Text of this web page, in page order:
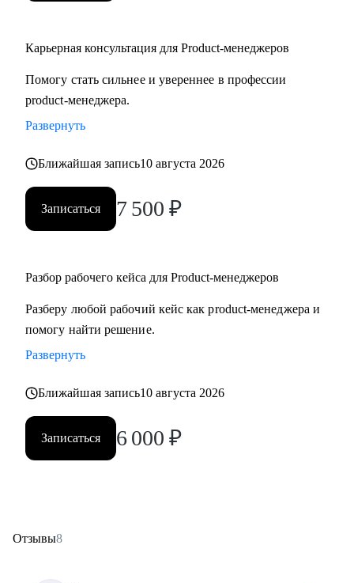
Карьерная консультация для Product-менеджеров
Помогу стать сильнее и увереннее в профессии
product-менеджера.
Развернуть
Ближайшая запись10 августа 2026
Записаться 7 500 ₽
Разбор рабочего кейса для Product-менеджеров
Разберу любой рабочий кейс как product-менеджера и
помогу найти решение.
Развернуть
Ближайшая запись10 августа 2026
Записаться 6 000 ₽
Отзывы8